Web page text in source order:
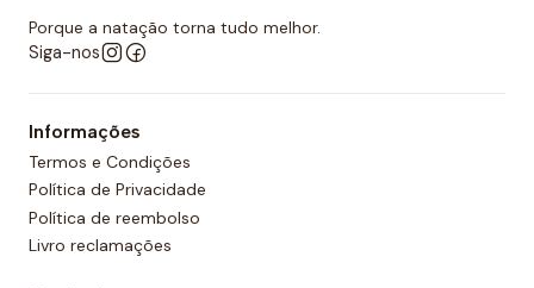
Porque a natação torna tudo melhor.
Siga-nos
Informações
Termos e Condições
Política de Privacidade
Política de reembolso
Livro reclamações